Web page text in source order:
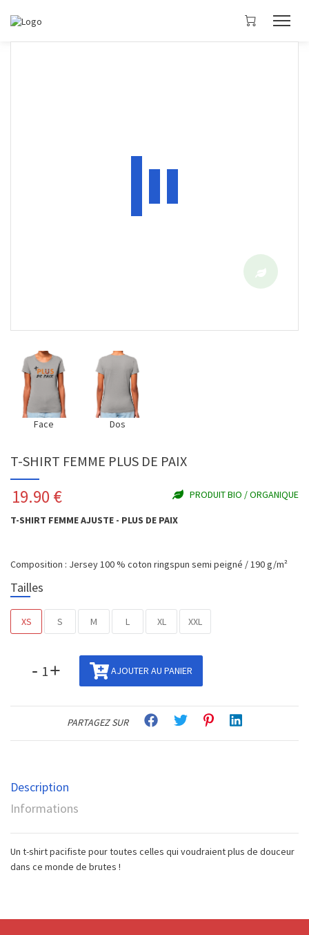
Face Dos
T-SHIRT FEMME PLUS DE PAIX
19.90 € PRODUIT BIO / ORGANIQUE
T-SHIRT FEMME AJUSTE - PLUS DE PAIX
Composition : Jersey 100 % coton ringspun semi peigné / 190 g/m²
Tailles
XS S M L XL XXL
- + AJOUTER AU PANIER
PARTAGEZ SUR
Description
Informations
Un t-shirt pacifiste pour toutes celles qui voudraient plus de douceur
dans ce monde de brutes !